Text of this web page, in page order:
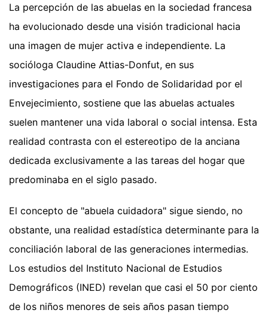
La percepción de las abuelas en la sociedad francesa
ha evolucionado desde una visión tradicional hacia
una imagen de mujer activa e independiente. La
socióloga Claudine Attias-Donfut, en sus
investigaciones para el Fondo de Solidaridad por el
Envejecimiento, sostiene que las abuelas actuales
suelen mantener una vida laboral o social intensa. Esta
realidad contrasta con el estereotipo de la anciana
dedicada exclusivamente a las tareas del hogar que
predominaba en el siglo pasado.
El concepto de "abuela cuidadora" sigue siendo, no
obstante, una realidad estadística determinante para la
conciliación laboral de las generaciones intermedias.
Los estudios del Instituto Nacional de Estudios
Demográficos (INED) revelan que casi el 50 por ciento
de los niños menores de seis años pasan tiempo